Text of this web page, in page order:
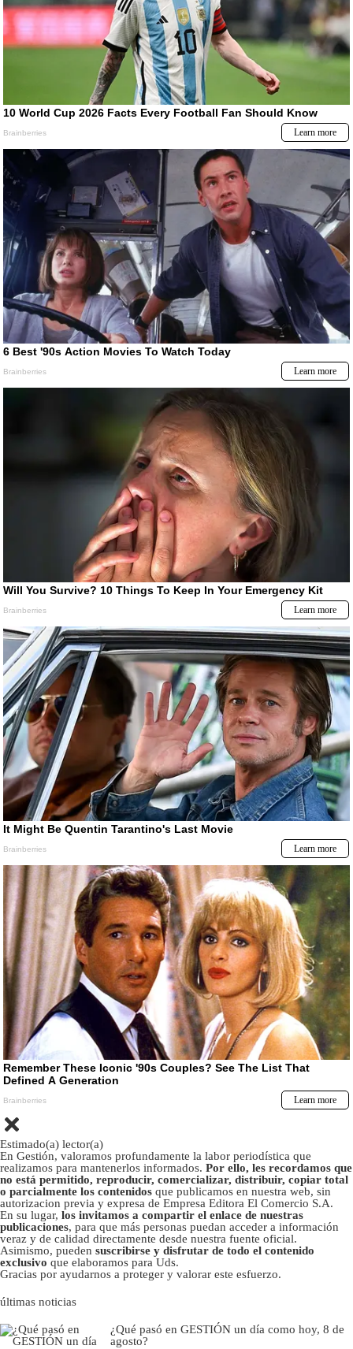
Estimado(a) lector(a)
En Gestión, valoramos profundamente la labor periodística que
realizamos para mantenerlos informados. Por ello, les recordamos que
no está permitido, reproducir, comercializar, distribuir, copiar total
o parcialmente los contenidos que publicamos en nuestra web, sin
autorizacion previa y expresa de Empresa Editora El Comercio S.A.
En su lugar, los invitamos a compartir el enlace de nuestras
publicaciones, para que más personas puedan acceder a información
veraz y de calidad directamente desde nuestra fuente oficial.
Asimismo, pueden suscribirse y disfrutar de todo el contenido
exclusivo que elaboramos para Uds.
Gracias por ayudarnos a proteger y valorar este esfuerzo.
últimas noticias
¿Qué pasó en GESTIÓN un día como hoy, 8 de
agosto?